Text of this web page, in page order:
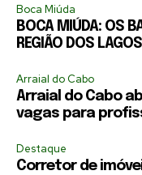
Boca Miúda
BOCA MIÚDA: OS
REGIÃO DOS
Arraial do Cabo
Arraial do Cabo
vagas para
Destaque
Corretor de